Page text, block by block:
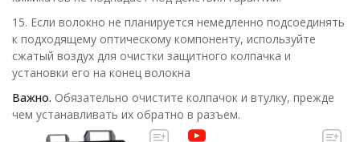
15. Если волокно не планируется немедленно подсоединять
к подходящему оптическому компоненту, используйте
сжатый воздух для очистки защитного колпачка и
установки его на конец волокна
Важно. Обязательно очистите колпачок и втулку, прежде
чем устанавливать их обратно в разъем.